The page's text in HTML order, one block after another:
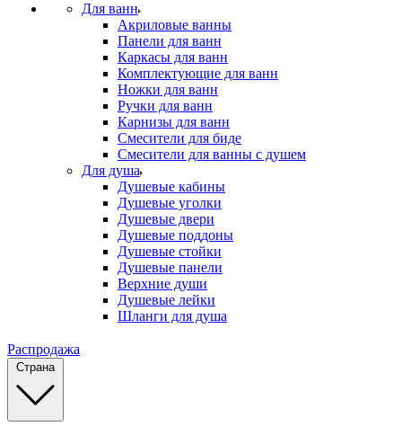
Для ванн
Акриловые ванны
Панели для ванн
Каркасы для ванн
Комплектующие для ванн
Ножки для ванн
Ручки для ванн
Карнизы для ванн
Смесители для биде
Смесители для ванны с душем
Для душа
Душевые кабины
Душевые уголки
Душевые двери
Душевые поддоны
Душевые стойки
Душевые панели
Верхние души
Душевые лейки
Шланги для душа
Распродажа
Страна